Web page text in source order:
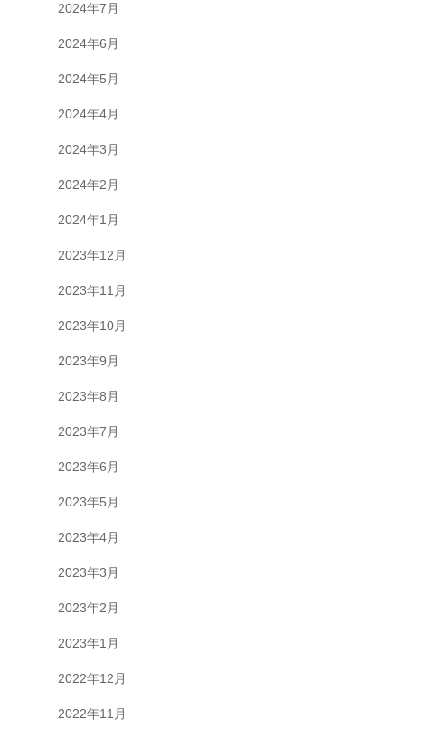
2024年7月
2024年6月
2024年5月
2024年4月
2024年3月
2024年2月
2024年1月
2023年12月
2023年11月
2023年10月
2023年9月
2023年8月
2023年7月
2023年6月
2023年5月
2023年4月
2023年3月
2023年2月
2023年1月
2022年12月
2022年11月